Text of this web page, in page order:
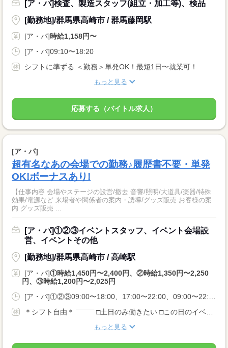
[ア・パ]検査、製造スタッフ(組立・加工等)、検品
[勤務地]/群馬県高崎市 / 群馬藤岡駅
[ア・パ]時給1,158円〜
[ア・パ]09:10〜18:20
シフトに準ずる ＜勤務＞単発OK！最短1日〜就業可！
もっと見る
応募する（バイトル求人）
[ア・パ]
超有名なあの会場での勤務♪履歴書不要・単発
OK!ボーナスあり!
【仕事内容 会場やステージの設営/撤去 音響/照明/大道具/楽器/特殊
効果/電源など 来場者や関係者の案内・誘導/グッズ販売 お客様の案
内 グッズ販売 ...
[ア・パ]①②③イベントスタッフ、イベント会場設
営、イベントその他
[勤務地]/群馬県高崎市 / 高崎駅
[ア・パ]①時給1,450円〜2,400円、②時給1,350円〜2,250
円、③時給1,200円〜2,025円
もっと見る